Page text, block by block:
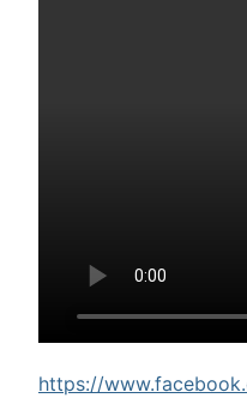
https://